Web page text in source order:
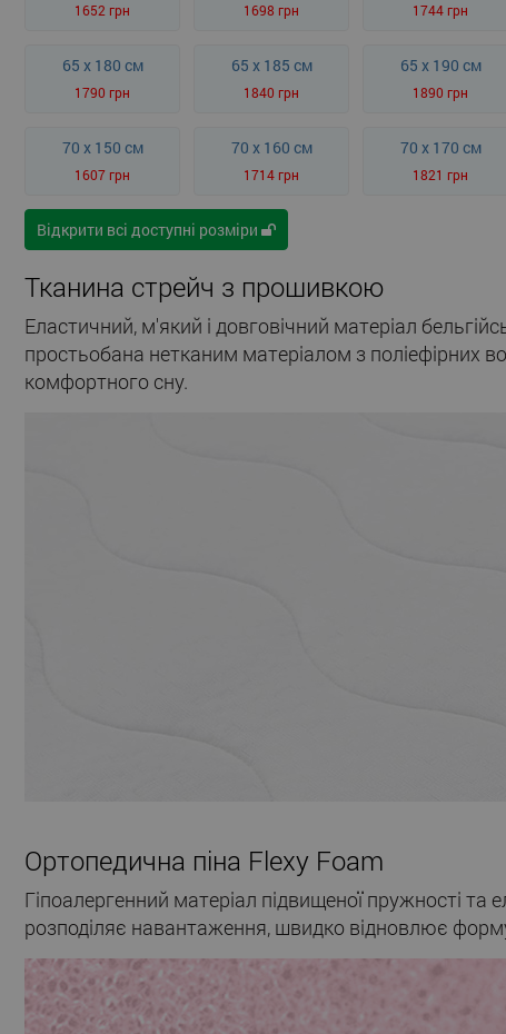
1652 грн 1698 грн 1744 грн
65 x 180 см
1790 грн
65 x 185 см
1840 грн
65 x 190 см
1890 грн
70 x 150 см
1607 грн
70 x 160 см
1714 грн
70 x 170 см
1821 грн
Відкрити всі доступні розміри
Тканина стрейч з прошивкою
Еластичний, м'який і довговічний матеріал
простьобана нетканим матеріалом з поліефірних
комфортного сну.
Ортопедична піна Flexy Foam
Гіпоалергенний матеріал підвищеної пружності та
розподіляє навантаження, швидко відновлює